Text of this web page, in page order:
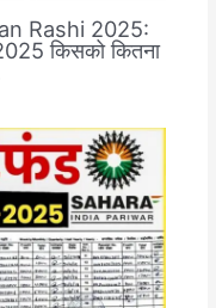
Rashi 2025:
2025 किसको कितना